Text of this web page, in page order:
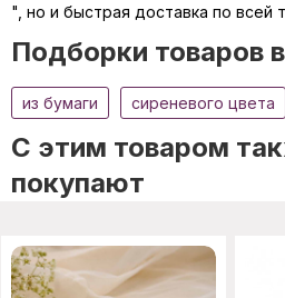
", но и быстрая доставка по всей
Подборки товаров
из бумаги сиреневого цвета
C этим товаром
покупают